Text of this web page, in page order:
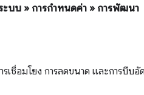
ะบบ » การกำหนดค่า » การพัฒนา
รเชื่อมโยง การลดขนาด และการบี